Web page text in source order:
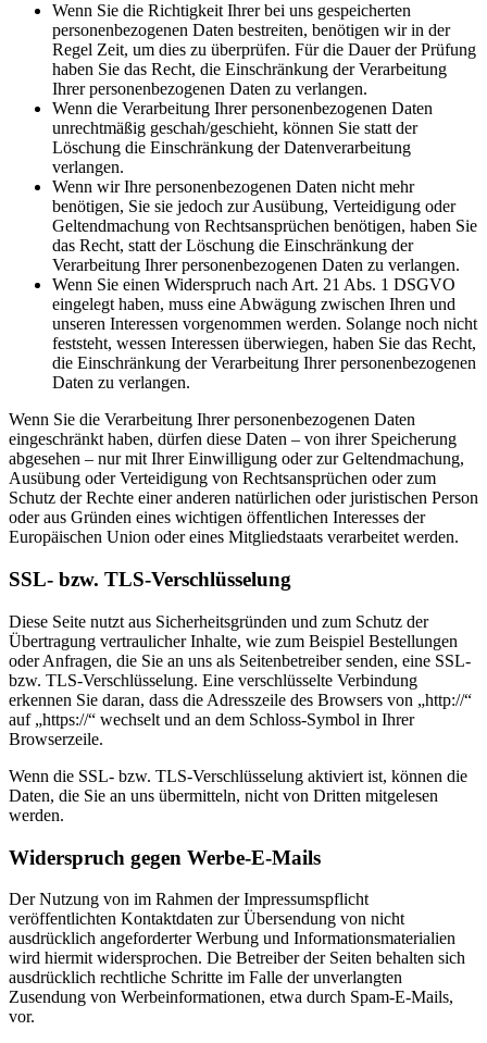
Wenn Sie die Richtigkeit Ihrer bei uns gespeicherten
personenbezogenen Daten bestreiten, benötigen wir in der
Regel Zeit, um dies zu überprüfen. Für die Dauer der Prüfung
haben Sie das Recht, die Einschränkung der Verarbeitung
Ihrer personenbezogenen Daten zu verlangen.
Wenn die Verarbeitung Ihrer personenbezogenen Daten
unrechtmäßig geschah/geschieht, können Sie statt der
Löschung die Einschränkung der Datenverarbeitung
verlangen.
Wenn wir Ihre personenbezogenen Daten nicht mehr
benötigen, Sie sie jedoch zur Ausübung, Verteidigung oder
Geltendmachung von Rechtsansprüchen benötigen, haben Sie
das Recht, statt der Löschung die Einschränkung der
Verarbeitung Ihrer personenbezogenen Daten zu verlangen.
Wenn Sie einen Widerspruch nach Art. 21 Abs. 1 DSGVO
eingelegt haben, muss eine Abwägung zwischen Ihren und
unseren Interessen vorgenommen werden. Solange noch nicht
feststeht, wessen Interessen überwiegen, haben Sie das Recht,
die Einschränkung der Verarbeitung Ihrer personenbezogenen
Daten zu verlangen.
Wenn Sie die Verarbeitung Ihrer personenbezogenen Daten
eingeschränkt haben, dürfen diese Daten – von ihrer Speicherung
abgesehen – nur mit Ihrer Einwilligung oder zur Geltendmachung,
Ausübung oder Verteidigung von Rechtsansprüchen oder zum
Schutz der Rechte einer anderen natürlichen oder juristischen Person
oder aus Gründen eines wichtigen öffentlichen Interesses der
Europäischen Union oder eines Mitgliedstaats verarbeitet werden.
SSL- bzw. TLS-Verschlüsselung
Diese Seite nutzt aus Sicherheitsgründen und zum Schutz der
Übertragung vertraulicher Inhalte, wie zum Beispiel Bestellungen
oder Anfragen, die Sie an uns als Seitenbetreiber senden, eine SSL-
bzw. TLS-Verschlüsselung. Eine verschlüsselte Verbindung
erkennen Sie daran, dass die Adresszeile des Browsers von „http://“
auf „https://“ wechselt und an dem Schloss-Symbol in Ihrer
Browserzeile.
Wenn die SSL- bzw. TLS-Verschlüsselung aktiviert ist, können die
Daten, die Sie an uns übermitteln, nicht von Dritten mitgelesen
werden.
Widerspruch gegen Werbe-E-Mails
Der Nutzung von im Rahmen der Impressumspflicht
veröffentlichten Kontaktdaten zur Übersendung von nicht
ausdrücklich angeforderter Werbung und Informationsmaterialien
wird hiermit widersprochen. Die Betreiber der Seiten behalten sich
ausdrücklich rechtliche Schritte im Falle der unverlangten
Zusendung von Werbeinformationen, etwa durch Spam-E-Mails,
vor.